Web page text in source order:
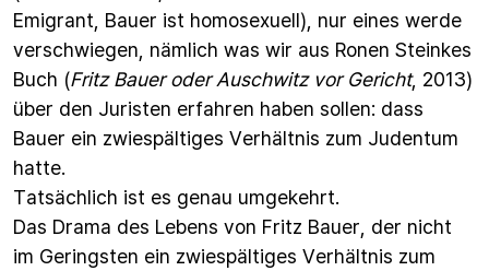
Emigrant, Bauer ist homosexuell), nur eines werde
verschwiegen, nämlich was wir aus Ronen Steinkes
Buch (Fritz Bauer oder Auschwitz vor Gericht, 2013)
über den Juristen erfahren haben sollen: dass
Bauer ein zwiespältiges Verhältnis zum Judentum
hatte.
Tatsächlich ist es genau umgekehrt.
Das Drama des Lebens von Fritz Bauer, der nicht
im Geringsten ein zwiespältiges Verhältnis zum